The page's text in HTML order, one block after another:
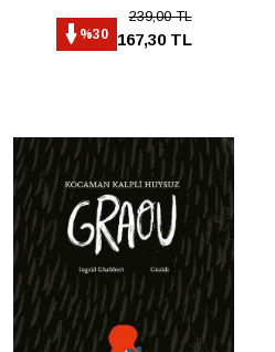
%30
239,00 TL
167,30 TL